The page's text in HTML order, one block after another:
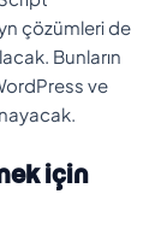
çözümleri de
Bunların
ve
için